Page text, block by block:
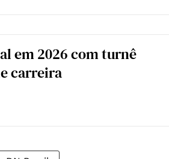
em 2026 com turnê
carreira